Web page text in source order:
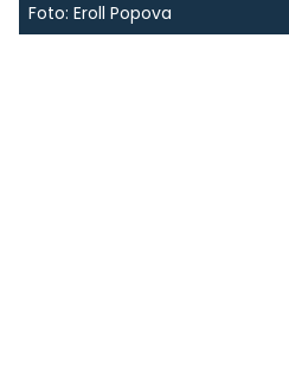
Foto: Eroll Popova